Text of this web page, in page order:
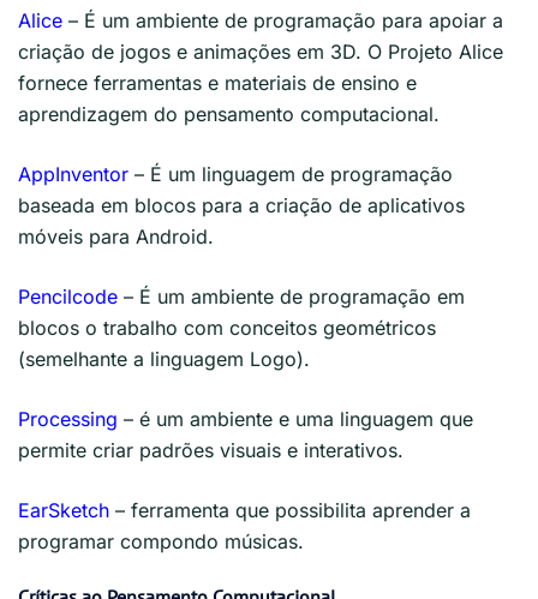
Alice – É um ambiente de programação para apoiar a
criação de jogos e animações em 3D. O Projeto Alice
fornece ferramentas e materiais de ensino e
aprendizagem do pensamento computacional.
AppInventor – É um linguagem de programação
baseada em blocos para a criação de aplicativos
móveis para Android.
Pencilcode – É um ambiente de programação em
blocos o trabalho com conceitos geométricos
(semelhante a linguagem Logo).
Processing – é um ambiente e uma linguagem que
permite criar padrões visuais e interativos.
EarSketch – ferramenta que possibilita aprender a
programar compondo músicas.